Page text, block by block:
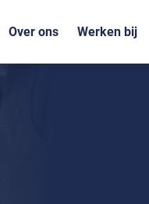
Over ons Werken bij